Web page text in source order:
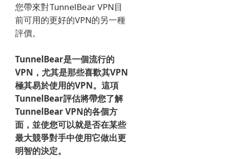
您帶來對TunnelBear VPN目
前可用的更好的VPN的另一種
評價。
TunnelBear是一個流行的
VPN，尤其是那些喜歡其VPN
極其易於使用的VPN。 這項
TunnelBear評估將帶您了解
TunnelBear VPN的各個方
面，並使您可以就是否在某些
最大競爭對手中使用它做出更
明智的決定。